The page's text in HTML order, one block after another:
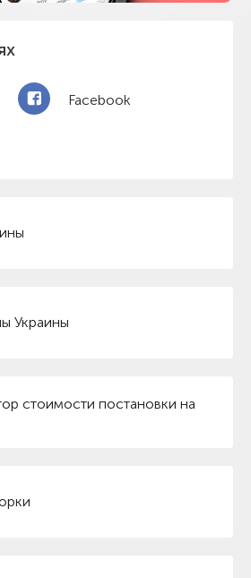
Facebook
Украины
стоимости постановки на